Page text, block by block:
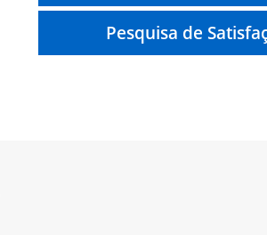
Pesquisa de